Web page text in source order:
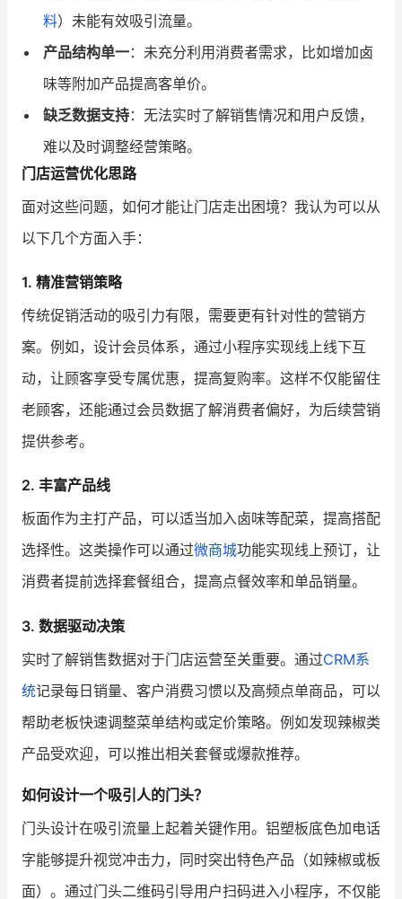
料）未能有效吸引流量。
产品结构单一：未充分利用消费者需求，比如增加卤
味等附加产品提高客单价。
缺乏数据支持：无法实时了解销售情况和用户反馈，
难以及时调整经营策略。
门店运营优化思路
面对这些问题，如何才能让门店走出困境？我认为可以从
以下几个方面入手：
1. 精准营销策略
传统促销活动的吸引力有限，需要更有针对性的营销方
案。例如，设计会员体系，通过小程序实现线上线下互
动，让顾客享受专属优惠，提高复购率。这样不仅能留住
老顾客，还能通过会员数据了解消费者偏好，为后续营销
提供参考。
2. 丰富产品线
板面作为主打产品，可以适当加入卤味等配菜，提高搭配
选择性。这类操作可以通过微商城功能实现线上预订，让
消费者提前选择套餐组合，提高点餐效率和单品销量。
3. 数据驱动决策
实时了解销售数据对于门店运营至关重要。通过CRM系
统记录每日销量、客户消费习惯以及高频点单商品，可以
帮助老板快速调整菜单结构或定价策略。例如发现辣椒类
产品受欢迎，可以推出相关套餐或爆款推荐。
如何设计一个吸引人的门头？
门头设计在吸引流量上起着关键作用。铝塑板底色加电话
字能够提升视觉冲击力，同时突出特色产品（如辣椒或板
面）。通过门头二维码引导用户扫码进入小程序，不仅能